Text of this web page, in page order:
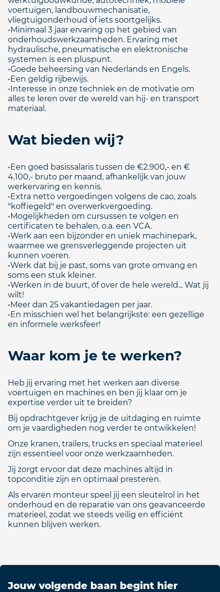
voertuigen, landbouwmechanisatie,
vliegtuigonderhoud of iets soortgelijks.
•Minimaal 3 jaar ervaring op het gebied van
onderhoudswerkzaamheden. Ervaring met
hydraulische, pneumatische en elektronische
systemen is een pluspunt.
•Goede beheersing van Nederlands en Engels.
•Een geldig rijbewijs.
•Interesse in onze techniek en de motivatie om
alles te leren over de wereld van hij- en transport
materiaal.
Wat bieden wij?
•Een goed basissalaris tussen de €2.900,- en €
4.100,- bruto per maand, afhankelijk van jouw
werkervaring en kennis.
•Extra netto vergoedingen volgens de cao, zoals
"koffiegeld" en overwerkvergoeding.
•Mogelijkheden om cursussen te volgen en
certificaten te behalen, o.a. een VCA.
•Werk aan een bijzonder en uniek machinepark,
waarmee we grensverleggende projecten uit
kunnen voeren.
•Werk dat bij je past, soms van grote omvang en
soms een stuk kleiner.
•Werken in de buurt, óf over de hele wereld... Wat jij
wilt!
•Meer dan 25 vakantiedagen per jaar.
•En misschien wel het belangrijkste: een gezellige
en informele werksfeer!
Waar kom je te werken?
Heb jij ervaring met het werken aan diverse
voertuigen en machines en ben jij klaar om je
expertise verder uit te breiden?
Bij opdrachtgever krijg je de uitdaging en ruimte
om je vaardigheden nog verder te ontwikkelen!
Onze kranen, trailers, trucks en speciaal materieel
zijn essentieel voor onze werkzaamheden.
Jij zorgt ervoor dat deze machines altijd in
topconditie zijn en optimaal presteren.
Als ervaren monteur speel jij een sleutelrol in het
onderhoud en de reparatie van ons geavanceerde
materieel, zodat we steeds veilig en efficiënt
kunnen blijven werken.
Jouw volgende baan begint hier